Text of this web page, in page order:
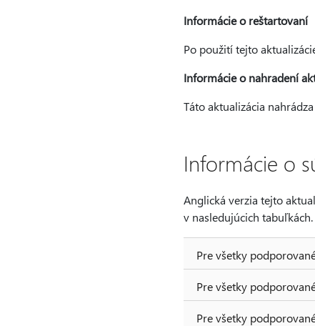
Informácie o reštartovaní
Po použití tejto
Informácie o nahradení
Táto aktualizácia
Informácie o
Anglická verzia tejto
v nasledujúcich tabuľkách.
Pre všetky
Pre všetky
Pre všetky